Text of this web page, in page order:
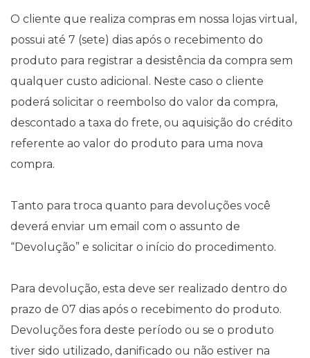
O cliente que realiza compras em nossa lojas virtual,
possui até 7 (sete) dias após o recebimento do
produto para registrar a desistência da compra sem
qualquer custo adicional. Neste caso o cliente
poderá solicitar o reembolso do valor da compra,
descontado a taxa do frete, ou aquisição do crédito
referente ao valor do produto para uma nova
compra.
Tanto para troca quanto para devoluções você
deverá enviar um email com o assunto de
“Devolução” e solicitar o início do procedimento.
Para devolução, esta deve ser realizado dentro do
prazo de 07 dias após o recebimento do produto.
Devoluções fora deste período ou se o produto
tiver sido utilizado, danificado ou não estiver na